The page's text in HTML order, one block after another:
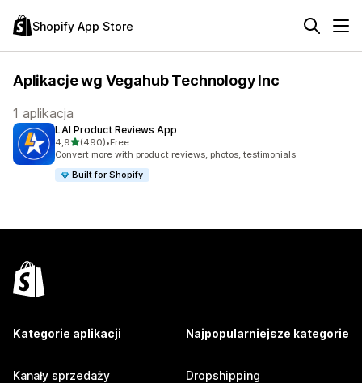
Shopify App Store
Aplikacje wg Vegahub Technology Inc
1 aplikacja
LAI Product Reviews App
4,9na 5 gwiazdek
(490)
Łączna liczba recenzji: 490
•Free
Convert more with product reviews, photos, testimonials
Built for Shopify
Kategorie aplikacji
Kanały sprzedaży
Najpopularniejsze kategorie
Dropshipping